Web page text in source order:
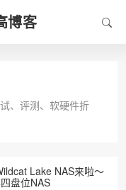
博客
、评测、软硬件折
Lake NAS来啦～
盘位NAS